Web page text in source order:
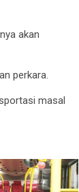
akan
perkara.
masal